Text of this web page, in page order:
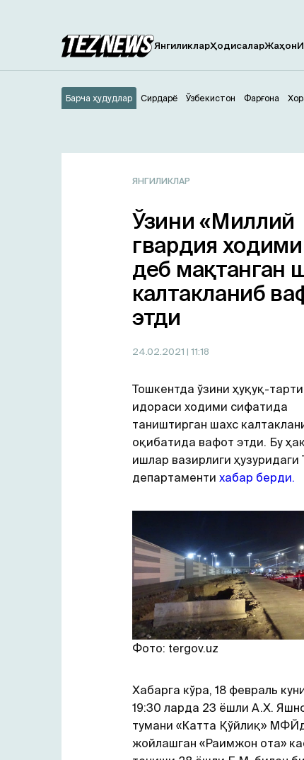
ЯнгиликларҲодисаларЖаҳон
Барча ҳудудлар Сирдарё Ўзбекистон Фарғона
ЯНГИЛИКЛАР
Ўзини «Миллий
гвардия
деб мақтанган
калтакланиб
этди
24.02.2021 | 11:18
Тошкентда ўзини ҳуқуқ-
идораси ходими сифатида
таништирган шахс
оқибатида вафот этди. Бу
ишлар вазирлиги ҳузуридаги
департаменти хабар берди.
Фото: tergov.uz
Хабарга кўра, 18 февраль
19:30 ларда 23 ёшли А.Х.
тумани «Катта Қўйлиқ»
жойлашган «Раимжон ота»